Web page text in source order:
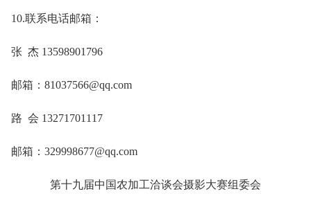
10.联系电话邮箱：
张 杰 13598901796
邮箱：81037566@qq.com
路 会 13271701117
邮箱：329998677@qq.com
第十九届中国农加工洽谈会摄影大赛组委会